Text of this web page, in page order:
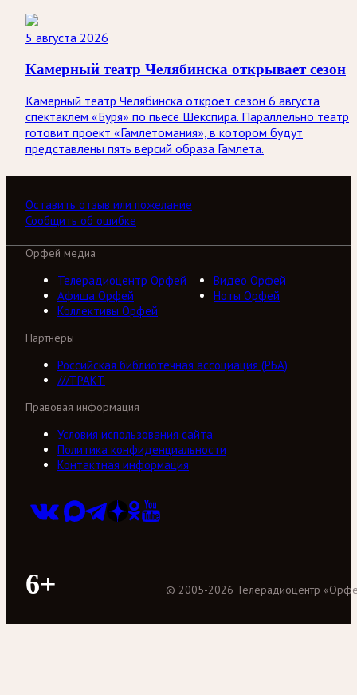
5 августа 2026
Камерный театр Челябинска открывает сезон
Камерный театр Челябинска откроет сезон 6 августа
спектаклем «Буря» по пьесе Шекспира. Параллельно театр
готовит проект «Гамлетомания», в котором будут
представлены пять версий образа Гамлета.
Оставить отзыв или пожелание
Сообщить об ошибке
Орфей медиа
Телерадиоцентр Орфей
Видео Орфей
Афиша Орфей
Ноты Орфей
Коллективы Орфей
Партнеры
Российская библиотечная ассоциация (РБА)
///ТРАКТ
Правовая информация
Условия использования сайта
Политика конфиденциальности
Контактная информация
6+ © 2005-2026 Телерадиоцентр